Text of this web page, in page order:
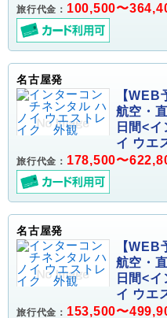
旅行代金： 100,500〜
名古屋発
【
航空・
日間<
イ ウエ
旅行代金： 178,500〜
名古屋発
【
航空・
日間<
イ ウエ
旅行代金： 153,500〜